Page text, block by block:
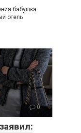
бабушка
отель
0